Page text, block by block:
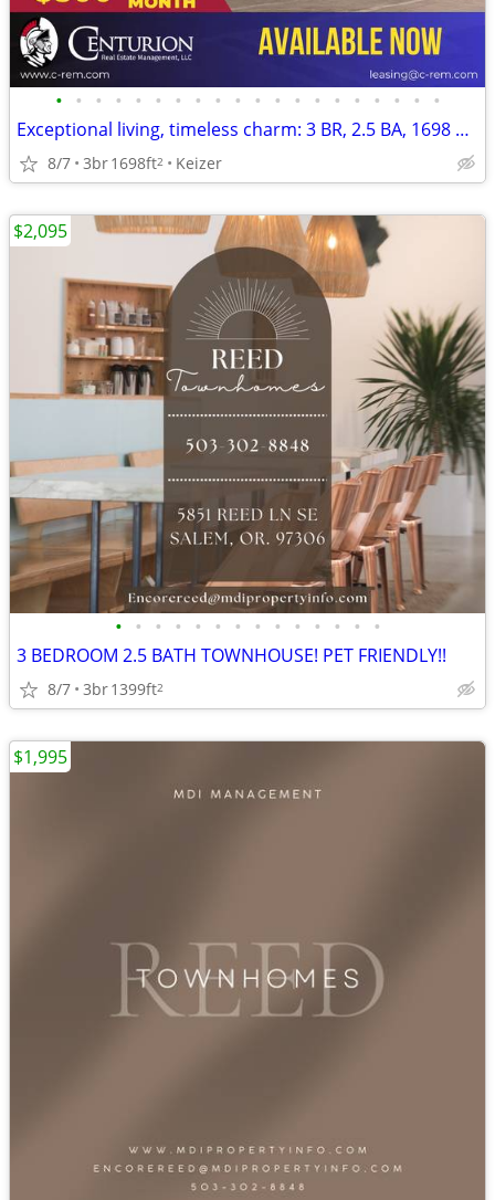
• • • • • • • • • • • • • • • • • • • •
Exceptional living, timeless charm: 3 BR, 2.5 BA, 1698 Sq Ft.
8/7 3br1698ft2 Keizer
• • • • • • • • • • • • • •
3 BEDROOM 2.5 BATH TOWNHOUSE! PET FRIENDLY!!
8/7 3br1399ft2
$2,095
$1,995